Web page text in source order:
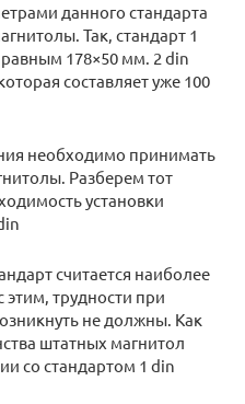
данного стандарта
Так, стандарт 1
равным 178×50 мм. 2 din
составляет уже 100
необходимо принимать
Разберем тот
установки
считается наиболее
трудности при
не должны. Как
штатных магнитол
со стандартом 1 din